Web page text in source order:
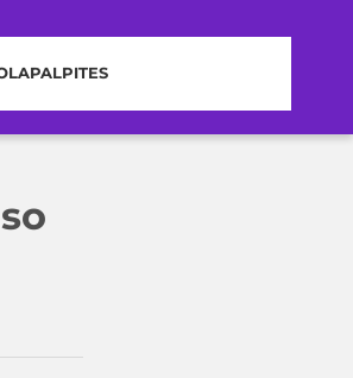
PALPITES